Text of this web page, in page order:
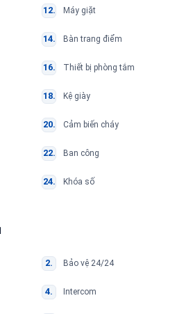
Máy giặt
Bàn trang điểm
Thiết bị phòng tắm
Kệ giày
Cảm biến cháy
Ban công
Khóa số
Bảo vệ 24/24
Intercom